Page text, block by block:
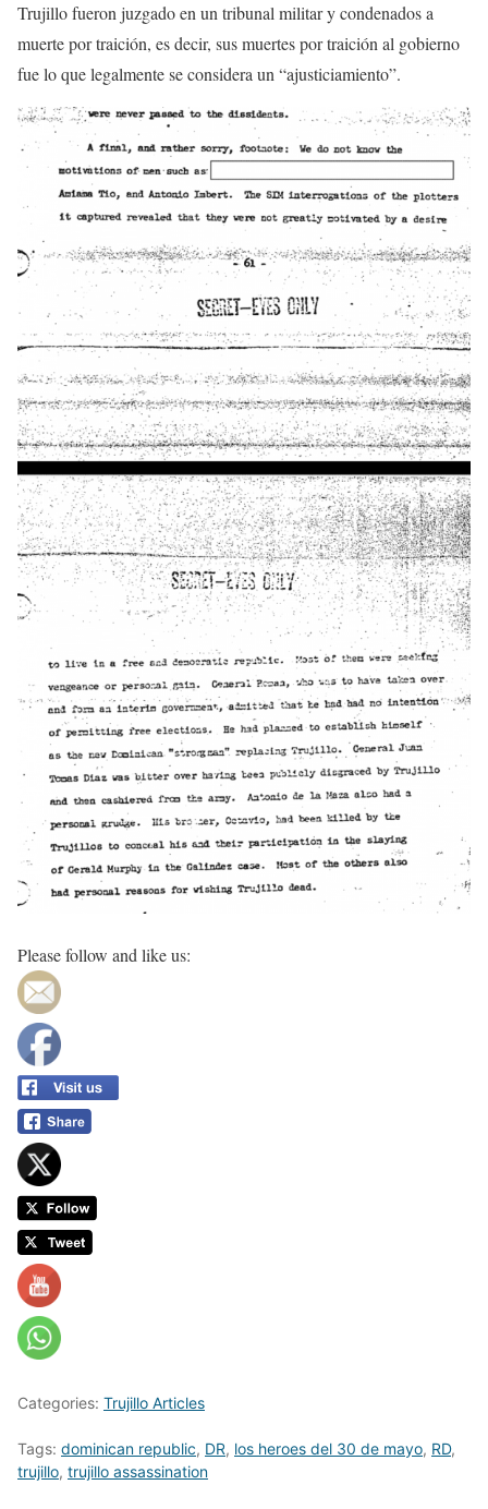
Trujillo fueron juzgado en un tribunal militar y condenados a
muerte por traición, es decir, sus muertes por traición al gobierno
fue lo que legalmente se considera un “ajusticiamiento”.
Please follow and like us:
Categories: Trujillo Articles
Tags: dominican republic, DR, los heroes del 30 de mayo, RD,
trujillo, trujillo assassination